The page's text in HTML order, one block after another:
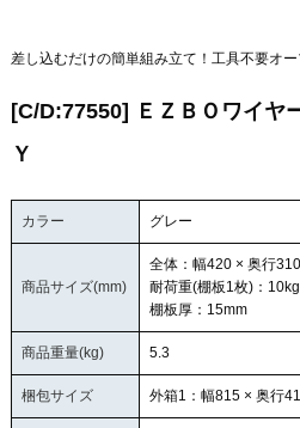
差し込むだけの簡単組み立て！工具不要オ
[C/D:77550] ＥＺＢＯワイヤ
Ｙ
カラー グレー
商品サイズ(mm)
全体：幅420 × 奥行
耐荷重(棚板1枚)：10kg
棚板厚：15mm
商品重量(kg) 5.3
梱包サイズ 外箱1：幅815 × 奥行